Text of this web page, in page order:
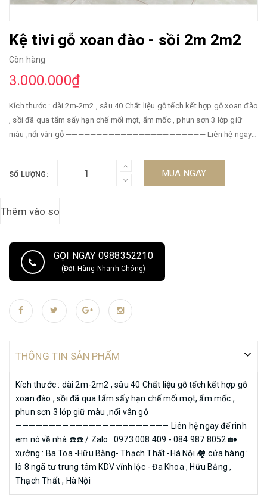
Kệ tivi gỗ xoan đào - sồi 2m 2m2
Còn hàng
3.000.000₫
Kích thước : dài 2m-2m2 , sâu 40 Chất liệu gỗ tếch kết hợp gỗ xoan đào
, sồi đã qua tẩm sấy hạn chế mối mọt, ẩm mốc , phun sơn 3 lớp giữ
màu ,nổi vân gỗ ——————————————————————— Liên hệ ngay
xưởng : Ba Toa -Hữu Bằng- Thạch Thất -Hà Nội 🏘 cửa hàng : lô 8 ngã
tư trung tâm KDV vĩnh lộc - Đa Khoa , Hữu Bằng , Thạch Thất , Hà Nội
SỐ LƯỢNG: MUA NGAY
GỌI NGAY 0988352210
(Đặt Hàng Nhanh Chóng)
THÔNG TIN SẢN PHẨM
Kích thước : dài 2m-2m2 , sâu 40 Chất liệu gỗ tếch kết hợp gỗ
xoan đào , sồi đã qua tẩm sấy hạn chế mối mọt, ẩm mốc ,
phun sơn 3 lớp giữ màu ,nổi vân gỗ
——————————————————————— Liên hệ ngay để rinh
em nó về nhà ☎️☎️ / Zalo : 0973 008 409 - 084 987 8052 🏡
xưởng : Ba Toa -Hữu Bằng- Thạch Thất -Hà Nội 🏘 cửa hàng :
lô 8 ngã tư trung tâm KDV vĩnh lộc - Đa Khoa , Hữu Bằng ,
Thạch Thất , Hà Nội